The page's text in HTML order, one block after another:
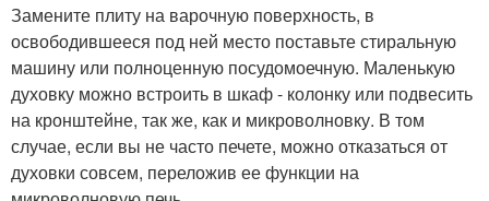
Замените плиту на варочную поверхность, в
освободившееся под ней место поставьте стиральную
машину или полноценную посудомоечную. Маленькую
духовку можно встроить в шкаф - колонку или подвесить
на кронштейне, так же, как и микроволновку. В том
случае, если вы не часто печете, можно отказаться от
духовки совсем, переложив ее функции на